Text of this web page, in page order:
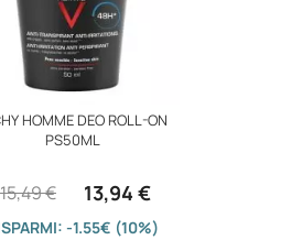
HOMME DEO ROLL-ON
PS50ML
13,94 €
15,49 €
-1.55€ (10%)